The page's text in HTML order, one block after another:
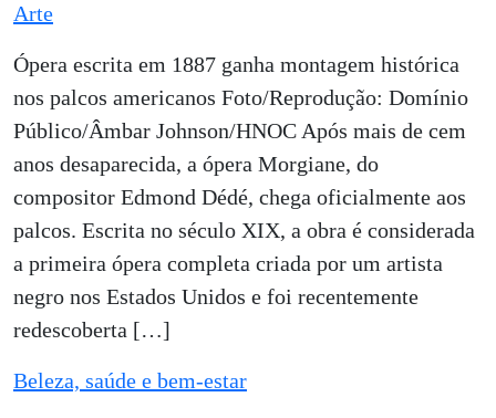
Arte
Ópera escrita em 1887 ganha montagem histórica
nos palcos americanos Foto/Reprodução: Domínio
Público/Âmbar Johnson/HNOC Após mais de cem
anos desaparecida, a ópera Morgiane, do
compositor Edmond Dédé, chega oficialmente aos
palcos. Escrita no século XIX, a obra é considerada
a primeira ópera completa criada por um artista
negro nos Estados Unidos e foi recentemente
redescoberta […]
Beleza, saúde e bem-estar